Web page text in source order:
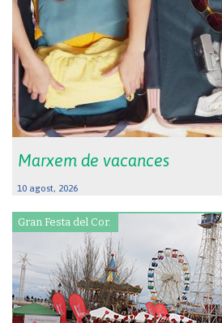
Marxem de vacances
10 agost, 2026
Gran Festa del Cor.